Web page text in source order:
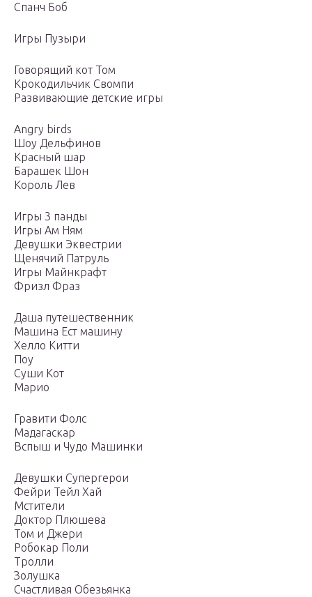
Спанч Боб
Игры Пузыри
Говорящий кот Том
Крокодильчик Свомпи
Развивающие детские игры
Angry birds
Шоу Дельфинов
Красный шар
Барашек Шон
Король Лев
Игры 3 панды
Игры Ам Ням
Девушки Эквестрии
Щенячий Патруль
Игры Майнкрафт
Фризл Фраз
Даша путешественник
Машина Ест машину
Хелло Китти
Поу
Суши Кот
Марио
Гравити Фолс
Мадагаскар
Вспыш и Чудо Машинки
Девушки Супергерои
Фейри Тейл Хай
Мстители
Доктор Плюшева
Том и Джери
Робокар Поли
Тролли
Золушка
Счастливая Обезьянка